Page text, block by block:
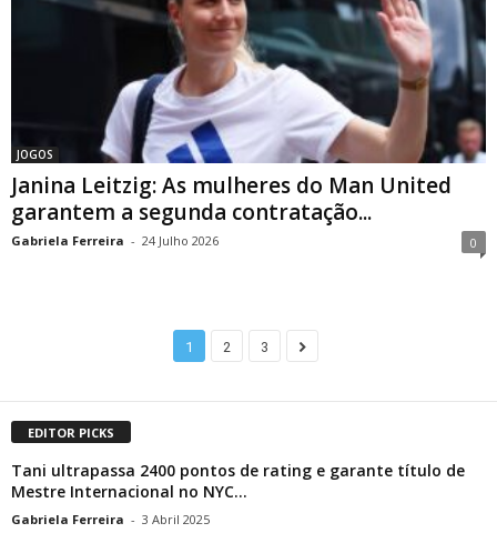
JOGOS
Janina Leitzig: As mulheres do Man United
garantem a segunda contratação...
Gabriela Ferreira - 24 Julho 2026 0
1 2 3
EDITOR PICKS
Tani ultrapassa 2400 pontos de rating e garante título de
Mestre Internacional no NYC...
Gabriela Ferreira - 3 Abril 2025